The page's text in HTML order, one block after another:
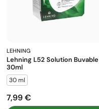
LEHNING
Lehning L52 Solution Buvable
30ml
30 ml
Prix
7,99 €